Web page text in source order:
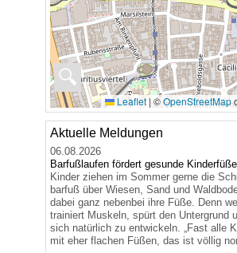
🔍
Leaflet | ©OpenStreetMap
Aktuelle Meldungen
06.08.2026
Barfußlaufen fördert gesunde Kinderfüße
Kinder ziehen im Sommer gerne die
barfuß über Wiesen, Sand und
dabei ganz nebenbei ihre Füße. Denn
trainiert Muskeln, spürt den Untergrund
sich natürlich zu entwickeln. „Fast alle
mit eher flachen Füßen, das ist völlig